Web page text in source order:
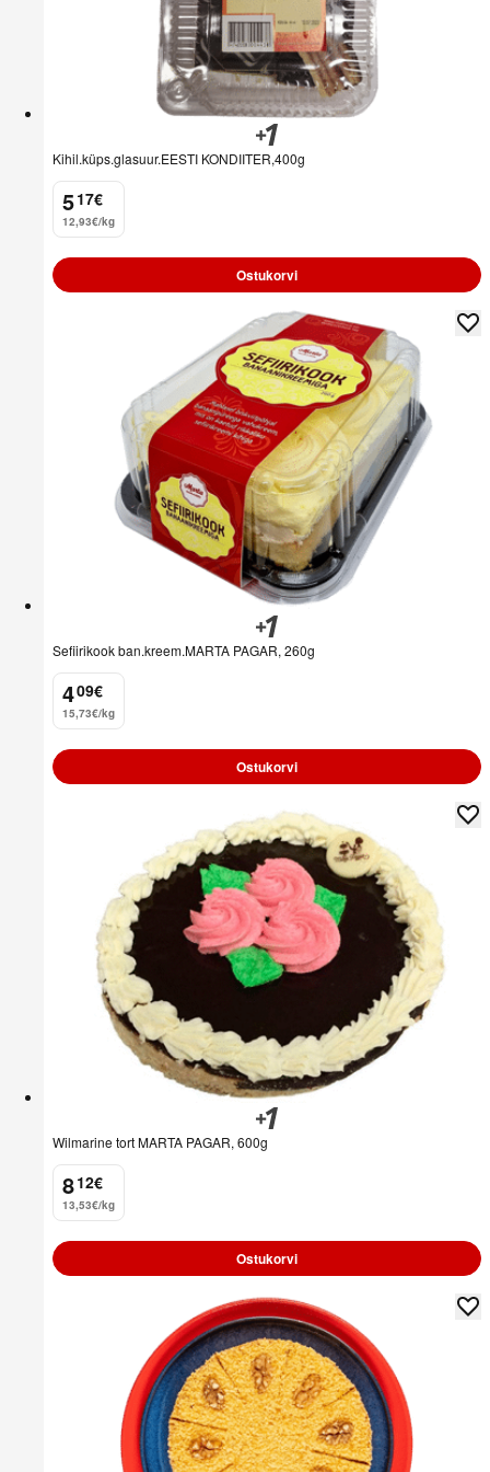
Kihil.küps.glasuur.EESTI KONDIITER,400g
5
. 17€
12,93€/kg
Ostukorvi
Sefiirikook ban.kreem.MARTA PAGAR, 260g
4
. 09€
15,73€/kg
Ostukorvi
Wilmarine tort MARTA PAGAR, 600g
8
. 12€
13,53€/kg
Ostukorvi